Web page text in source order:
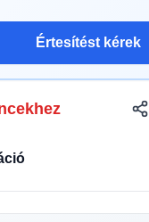
Értesítést kérek